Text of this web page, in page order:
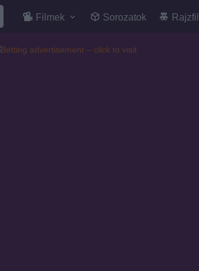
Filmek Sorozatok